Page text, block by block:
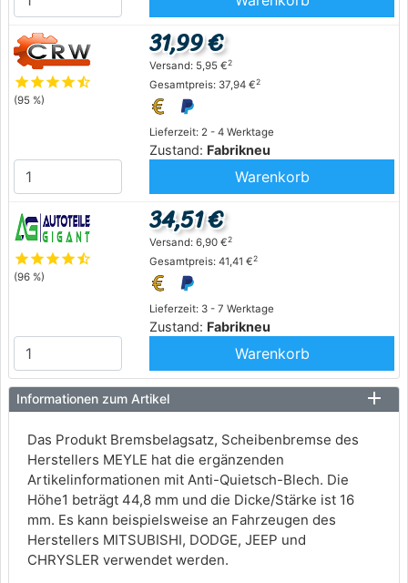
starstarstarstarstar_half
(95 %)
Lieferzeit: 2 - 4 Werktage
Zustand: Fabrikneu
31,99 €
Versand: 5,95 €2
Gesamtpreis: 37,94 €2
Warenkorb
starstarstarstarstar_half
(96 %)
Lieferzeit: 3 - 7 Werktage
Zustand: Fabrikneu
34,51 €
Versand: 6,90 €2
Gesamtpreis: 41,41 €2
Warenkorb
Informationen zum Artikel
Das Produkt Bremsbelagsatz, Scheibenbremse des
Herstellers MEYLE hat die ergänzenden
Artikelinformationen mit Anti-Quietsch-Blech. Die
Höhe1 beträgt 44,8 mm und die Dicke/Stärke ist 16
mm. Es kann beispielsweise an Fahrzeugen des
Herstellers MITSUBISHI, DODGE, JEEP und
CHRYSLER verwendet werden.